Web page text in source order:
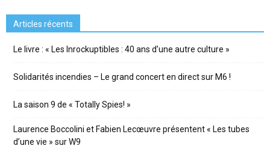
Articles récents
Le livre : « Les Inrockuptibles : 40 ans d’une autre culture »
Solidarités incendies – Le grand concert en direct sur M6 !
La saison 9 de « Totally Spies! »
Laurence Boccolini et Fabien Lecœuvre présentent « Les tubes
d’une vie » sur W9